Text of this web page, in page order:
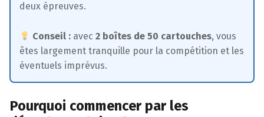
deux épreuves.
Conseil : avec2 boîtes de 50 cartouches, vous
êtes largement tranquille pour la compétition et les
éventuels imprévus.
Pourquoi commencer par les